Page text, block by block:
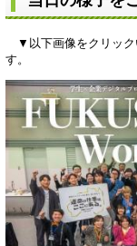
▼以下画像をクリック
す。